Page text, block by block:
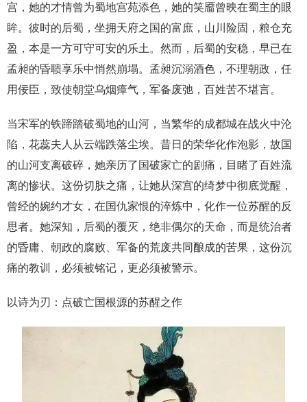
宫，她的才情曾为蜀地宫苑添色，她的笑靥曾映在蜀主的眼
眸。彼时的后蜀，坐拥天府之国的富庶，山川险固，粮仓充
盈，本是一方可守可安的乐土。然而，后蜀的安稳，早已在
孟昶的昏聩享乐中悄然崩塌。孟昶沉溺酒色，不理朝政，任
用佞臣，致使朝堂乌烟瘴气，军备废弛，百姓苦不堪言。
当宋军的铁蹄踏破蜀地的山河，当繁华的成都城在战火中沦
陷，花蕊夫人从云端跌落尘埃。昔日的荣华化作泡影，故国
的山河支离破碎，她亲历了国破家亡的剧痛，目睹了百姓流
离的惨状。这份切肤之痛，让她从深宫的绮梦中彻底觉醒，
曾经的婉约才女，在国仇家恨的淬炼中，化作一位苏醒的反
思者。她深知，后蜀的覆灭，绝非偶尔的天命，而是统治者
的昏庸、朝政的腐败、军备的荒废共同酿成的苦果，这份沉
痛的教训，必须被铭记，更必须被警示。
以诗为刃：点破亡国根源的苏醒之作